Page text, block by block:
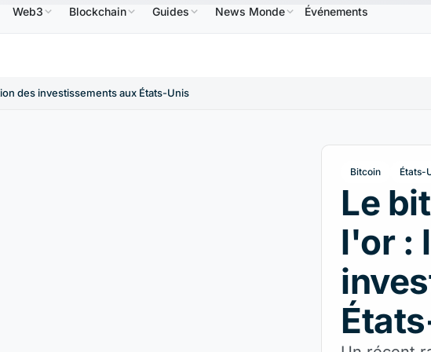
$US↑0.00% BNBBNB586,64 $US↑2.10% USDCUSDC 0,9995 $US ↑0.00% XRPXRP
Web3 Blockchain Guides News Monde Événements
des investissements aux États-Unis
Bitcoin États-
Le
l'or :